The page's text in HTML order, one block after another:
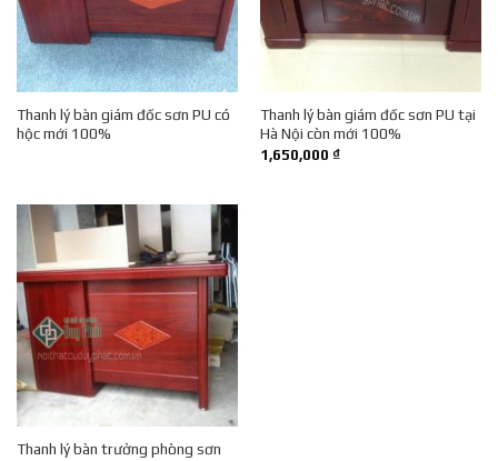
Thanh lý bàn giám đốc sơn PU có
hộc mới 100%
Thanh lý bàn giám đốc sơn PU tại
Hà Nội còn mới 100%
1,650,000 ₫
Thanh lý bàn trưởng phòng sơn